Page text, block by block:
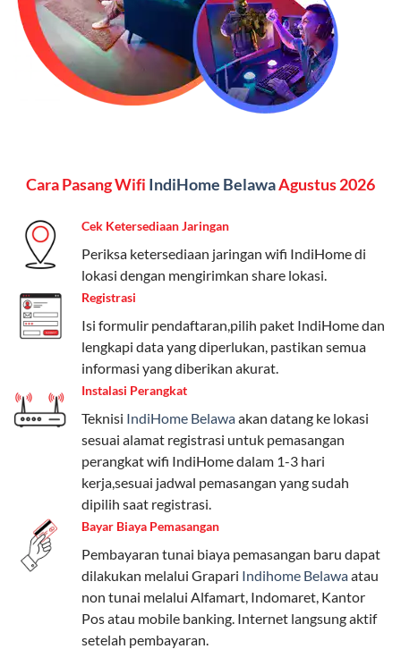
menginginkan internet, komunikasi, dan hiburan
(streaming & TV) dalam satu paket.
Paket Dynamic IP
keluarga, nelpon & SMS semua operator, dan akses
Kelebihan:
Cocok untuk pengguna yang membutuhkan
koneksi internet cepat dan stabil dengan fleksibilitas
kuota. Pilihan harga bervariasi sesuai kebutuhan.
Telkomsel One menyediakan pilihan paket yang
beragam, mulai dari paket hemat hingga premium.
Pengguna bisa memilih sesuai kebutuhan, baik untuk
internet, komunikasi, atau hiburan.
Paket Easy cocok untuk kebutuhan dasar, Paket
Complete untuk yang menginginkan fitur lengkap,
dan Paket Dynamic IP untuk pengguna yang
memprioritaskan kecepatan internet tinggi.
Paket Telkomsel One dengan Kuota Keluarga
Salah satu fitur unggulan Telkomsel One adalah Paket
Kuota Keluarga. Dengan kuota hingga 30 GB, Anda
bisa membagikan internet kepada anggota keluarga
atau teman tanpa perlu khawatir kehabisan kuota.
Cara Pasang Wifi IndiHome BelawaAgustus 2026
Cek Ketersediaan Jaringan
Periksa ketersediaan jaringan wifi IndiHome di
lokasi dengan mengirimkan share lokasi.
Registrasi
Isi formulir pendaftaran,pilih paket IndiHome dan
lengkapi data yang diperlukan, pastikan semua
informasi yang diberikan akurat.
Instalasi Perangkat
Teknisi IndiHome Belawaakan datang ke lokasi
sesuai alamat registrasi untuk pemasangan
perangkat wifi IndiHome dalam 1-3 hari
kerja,sesuai jadwal pemasangan yang sudah
dipilih saat registrasi.
Bayar Biaya Pemasangan
Pembayaran tunai biaya pemasangan baru dapat
dilakukan melalui Grapari Indihome Belawaatau
non tunai melalui Alfamart, Indomaret, Kantor
Pos atau mobile banking. Internet langsung aktif
setelah pembayaran.